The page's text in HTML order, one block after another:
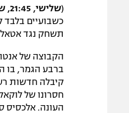
(שלישי, 21:45, שידור ישיר בספורט4
תשחק נגד
הקבוצה של
ברבע הגמר, בו
קיבלה חדשות
העונה. אלכסיס